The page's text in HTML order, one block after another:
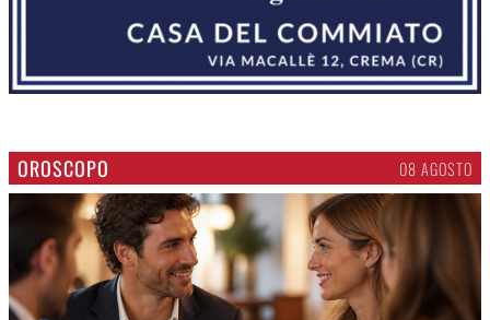
OROSCOPO 08 AGOSTO